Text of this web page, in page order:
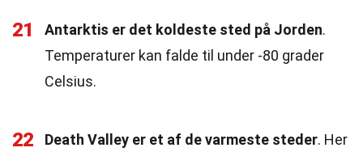
21 Antarktis er det koldeste sted på Jorden.
Temperaturer kan falde til under -80 grader
Celsius.
22 Death Valley er et af de varmeste steder. Her